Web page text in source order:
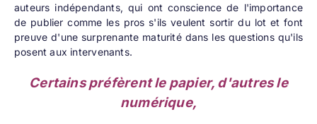
auteurs indépendants, qui ont conscience de l'importance
de publier comme les pros s'ils veulent sortir du lot et font
preuve d'une surprenante maturité dans les questions qu'ils
posent aux intervenants.
Certains préfèrent le papier, d'autres le
numérique,